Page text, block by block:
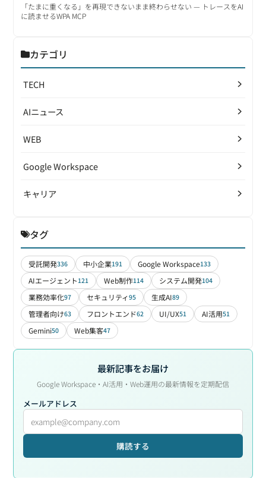
「たまに重くなる」を再現できないまま終わらせない — トレースをAI
に読ませるWPA MCP
カテゴリ
TECH
AIニュース
WEB
Google Workspace
キャリア
タグ
受託開発336 中小企業191 Google Workspace133
AIエージェント121 Web制作114 システム開発104
業務効率化97 セキュリティ95 生成AI89
管理者向け63 フロントエンド62 UI/UX51 AI活用51
Gemini50 Web集客47
最新記事をお届け
Google Workspace・AI活用・Web運用の最新情報を定期配信
メールアドレス
購読する